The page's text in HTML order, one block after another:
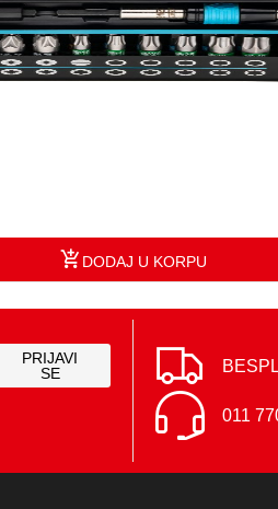
DODAJ U KORPU
PRIJAVI
SE
011